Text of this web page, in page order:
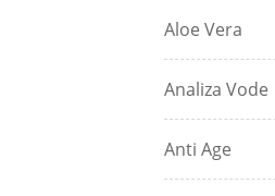
Aloe Vera
Analiza Vode
Anti Age